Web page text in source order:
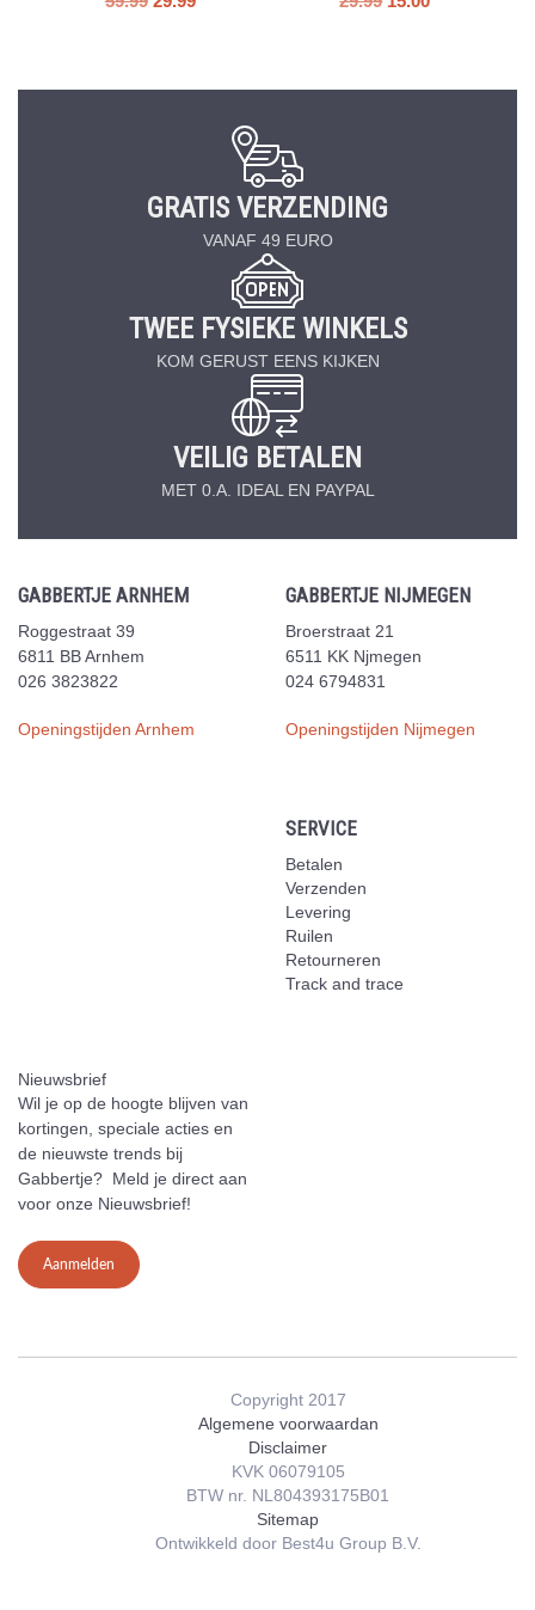
GRATIS VERZENDING
VANAF 49 EURO
TWEE FYSIEKE WINKELS
KOM GERUST EENS KIJKEN
VEILIG BETALEN
MET 0.A. IDEAL EN PAYPAL
GABBERTJE ARNHEM
Roggestraat 39
6811 BB Arnhem
026 3823822
Openingstijden Arnhem
GABBERTJE NIJMEGEN
Broerstraat 21
6511 KK Njmegen
024 6794831
Openingstijden Nijmegen
SERVICE
Betalen
Verzenden
Levering
Ruilen
Retourneren
Track and trace
Nieuwsbrief
Wil je op de hoogte blijven van
kortingen, speciale acties en
de nieuwste trends bij
Gabbertje? Meld je direct aan
voor onze Nieuwsbrief!
Aanmelden
Copyright 2017
Algemene voorwaardan
Disclaimer
KVK 06079105
BTW nr. NL804393175B01
Sitemap
Ontwikkeld door Best4u Group B.V.